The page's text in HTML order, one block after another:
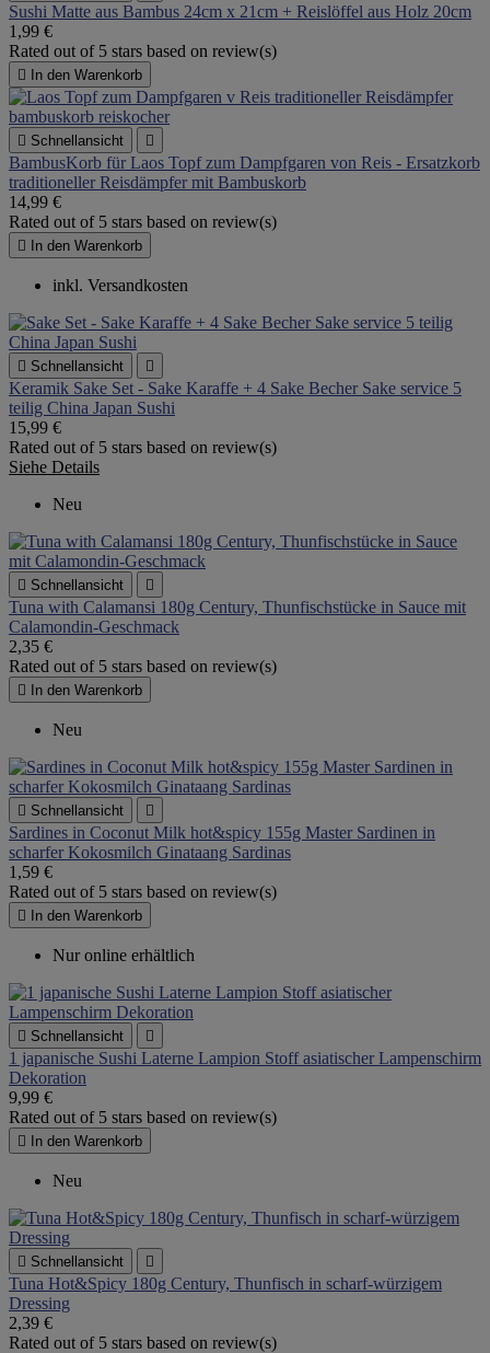
Sushi Matte aus Bambus 24cm x 21cm + Reislöffel aus Holz 20cm
1,99 €
Rated out of 5 stars based on review(s)
 In den Warenkorb
 Schnellansicht 
BambusKorb für Laos Topf zum Dampfgaren von Reis - Ersatzkorb
traditioneller Reisdämpfer mit Bambuskorb
14,99 €
Rated out of 5 stars based on review(s)
 In den Warenkorb
inkl. Versandkosten
 Schnellansicht 
Keramik Sake Set - Sake Karaffe + 4 Sake Becher Sake service 5
teilig China Japan Sushi
15,99 €
Rated out of 5 stars based on review(s)
Siehe Details
Neu
 Schnellansicht 
Tuna with Calamansi 180g Century, Thunfischstücke in Sauce mit
Calamondin-Geschmack
2,35 €
Rated out of 5 stars based on review(s)
 In den Warenkorb
Neu
 Schnellansicht 
Sardines in Coconut Milk hot&spicy 155g Master Sardinen in
scharfer Kokosmilch Ginataang Sardinas
1,59 €
Rated out of 5 stars based on review(s)
 In den Warenkorb
Nur online erhältlich
 Schnellansicht 
1 japanische Sushi Laterne Lampion Stoff asiatischer Lampenschirm
Dekoration
9,99 €
Rated out of 5 stars based on review(s)
 In den Warenkorb
Neu
 Schnellansicht 
Tuna Hot&Spicy 180g Century, Thunfisch in scharf-würzigem
Dressing
2,39 €
Rated out of 5 stars based on review(s)